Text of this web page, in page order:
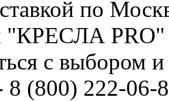
по
"КРЕСЛА PRO"
с выбором
8 (800) 222-06-